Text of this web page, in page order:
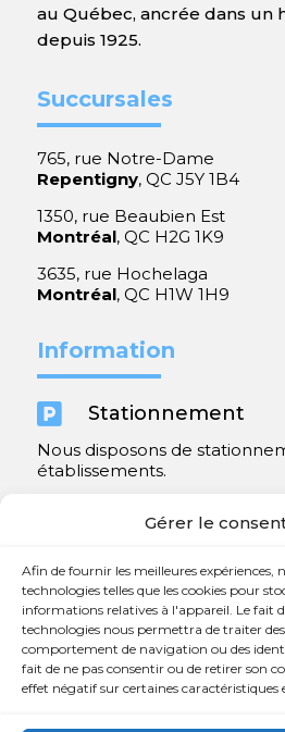
Gérer le
Afin de fournir les meilleures expériences,
technologies telles que les cookies pour
informations relatives à l'appareil. Le fait
technologies nous permettra de traiter des
comportement de navigation ou des
fait de ne pas consentir ou de retirer son
effet négatif sur certaines caractéristiques
au Québec, ancrée dans un
depuis 1925.
Succursales
765, rue Notre-Dame
Repentigny, QC J5Y 1B4
1350, rue Beaubien Est
Montréal, QC H2G 1K9
3635, rue Hochelaga
Montréal, QC H1W 1H9
Information
 Stationnement
Nous disposons de
établissements.
Contact
 450 654-3342
